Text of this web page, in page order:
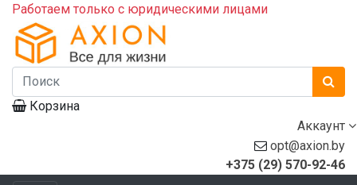
Работаем только с юридическими лицами
Корзина
Аккаунт
opt@axion.by
+375 (29) 570-92-46